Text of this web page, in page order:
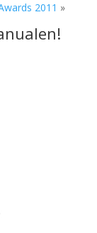
2011 »